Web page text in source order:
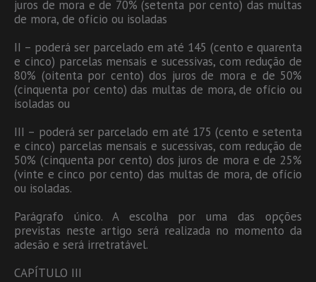
juros de mora e de 70% (setenta por cento) das multas
de mora, de ofício ou isoladas
II – poderá ser parcelado em até 145 (cento e quarenta
e cinco) parcelas mensais e sucessivas, com redução de
80% (oitenta por cento) dos juros de mora e de 50%
(cinquenta por cento) das multas de mora, de ofício ou
isoladas ou
III – poderá ser parcelado em até 175 (cento e setenta
e cinco) parcelas mensais e sucessivas, com redução de
50% (cinquenta por cento) dos juros de mora e de 25%
(vinte e cinco por cento) das multas de mora, de ofício
ou isoladas.
Parágrafo único. A escolha por uma das opções
previstas neste artigo será realizada no momento da
adesão e será irretratável.
CAPÍTULO III